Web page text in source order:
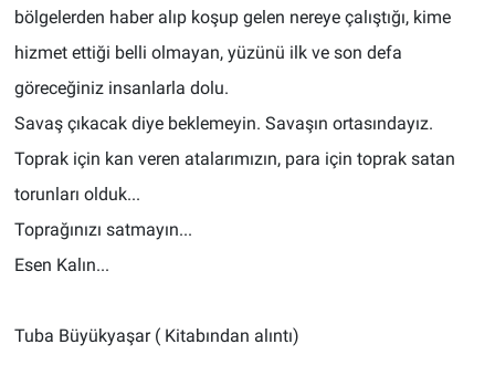
bölgelerden haber alıp koşup gelen nereye çalıştığı, kime
hizmet ettiği belli olmayan, yüzünü ilk ve son defa
göreceğiniz insanlarla dolu.
Savaş çıkacak diye beklemeyin. Savaşın ortasındayız.
Toprak için kan veren atalarımızın, para için toprak satan
torunları olduk...
Toprağınızı satmayın...
Esen Kalın...
Tuba Büyükyaşar ( Kitabından alıntı)